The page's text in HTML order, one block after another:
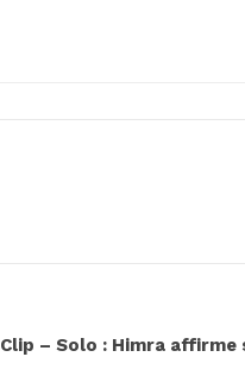
Clip – Solo : Himra affirme